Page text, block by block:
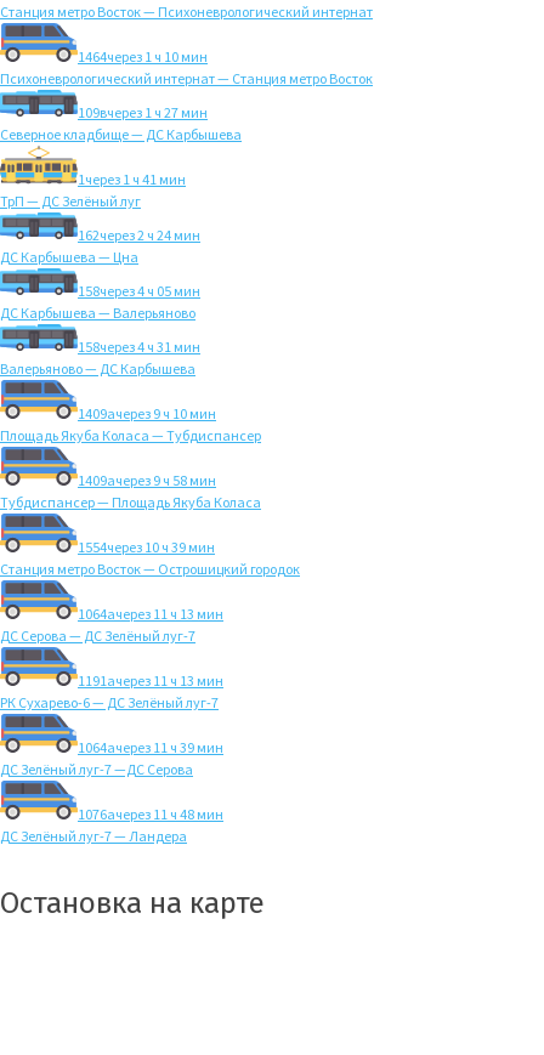
Станция метро Восток — Психоневрологический интернат
1464через 1 ч 10 мин
Психоневрологический интернат — Станция метро Восток
109вчерез 1 ч 27 мин
Северное кладбище — ДС Карбышева
1через 1 ч 41 мин
ТрП — ДС Зелёный луг
162через 2 ч 24 мин
ДС Карбышева — Цна
158через 4 ч 05 мин
ДС Карбышева — Валерьяново
158через 4 ч 31 мин
Валерьяново — ДС Карбышева
1409ачерез 9 ч 10 мин
Площадь Якуба Коласа — Тубдиспансер
1409ачерез 9 ч 58 мин
Тубдиспансер — Площадь Якуба Коласа
1554через 10 ч 39 мин
Станция метро Восток — Острошицкий городок
1064ачерез 11 ч 13 мин
ДС Серова — ДС Зелёный луг-7
1191ачерез 11 ч 13 мин
РК Сухарево-6 — ДС Зелёный луг-7
1064ачерез 11 ч 39 мин
ДС Зелёный луг-7 —ДС Серова
1076ачерез 11 ч 48 мин
ДС Зелёный луг-7 — Ландера
Остановка на карте